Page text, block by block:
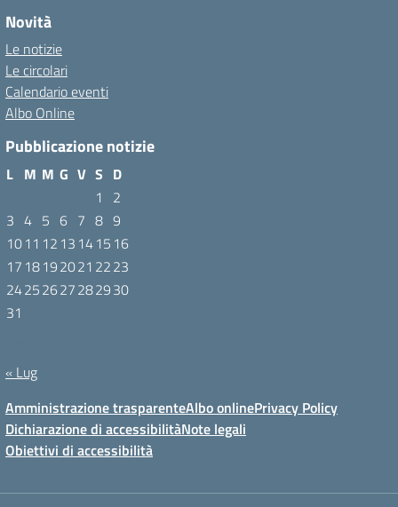
Novità
Le notizie
Le circolari
Calendario eventi
Albo Online
Pubblicazione notizie
L M M G V S D
1
2
3 4 5 6 7 8 9
1011 12 13 1415 16
17 18192021 2223
24252627282930
31
« Lug
Amministrazione trasparenteAlbo onlinePrivacy Policy
Dichiarazione di accessibilitàNote legali
Obiettivi di accessibilità